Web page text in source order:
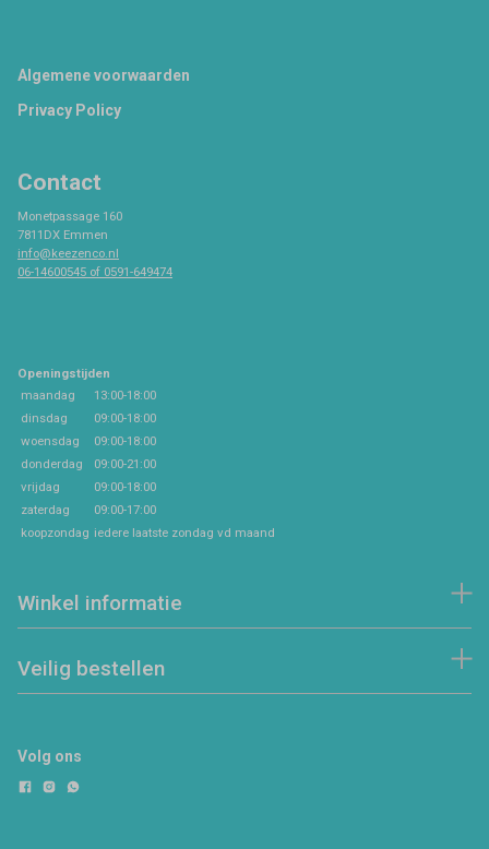
Footer
Algemene voorwaarden
Privacy Policy
Contact
Monetpassage 160
7811DX Emmen
info@keezenco.nl
06-14600545 of 0591-649474
Openingstijden
maandag
13:00-18:00
dinsdag
09:00-18:00
woensdag
09:00-18:00
donderdag
09:00-21:00
vrijdag
09:00-18:00
zaterdag
09:00-17:00
koopzondag iedere laatste zondag vd maand
Winkel informatie
Veilig bestellen
Volg ons